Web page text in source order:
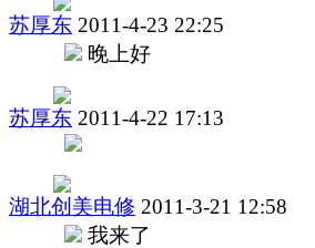
苏厚东 2011-4-23 22:25
晚上好
苏厚东 2011-4-22 17:13
湖北创美电修 2011-3-21 12:58
我来了